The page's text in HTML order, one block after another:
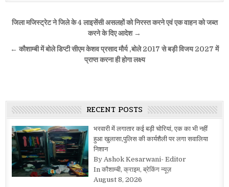
Post
जिला मजिस्ट्रेट ने जिले के 4 लाइसेंसी असलहों को निरस्त करने एवं एक वाहन को जब्त
करने के दिए आदेश →
← कौशाम्बी में बोले डिप्टी सीएम केशव प्रसाद मौर्य ,बोले 2017 से बड़ी विजय 2027 में
प्राप्त करना ही होगा लक्ष्य
RECENT POSTS
भरवारी में लगातार कई बड़ी चोरियां, एक का भी नहीं
हुआ खुलासा,पुलिस की कार्यशैली पर लगा सवालिया
निशान
By Ashok Kesarwani- Editor
In कौशाम्बी, क्राइम, ब्रेकिंग न्यूज़
August 8, 2026